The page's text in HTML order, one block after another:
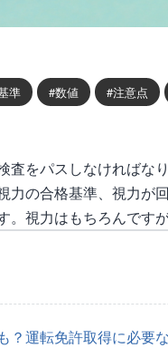
準 数値 注意点
をパスしなければな
力の合格基準、視力が
。視力はもちろんです
？運転免許取得に必要